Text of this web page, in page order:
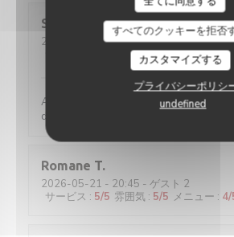
すべてのクッキーを拒否
カスタマイズする
プライバシーポリシ
undefined
Sylviane
R
2026-05-25 - 13:00 - ゲスト 2
雰囲気:5/5 メニュー:5/5
Accueil parfait. Accueil parfait. Plats
délicieux et raffinés.
Romane T
2026-05-21 - 20:45 - ゲスト 2
サービス : 5/5 雰囲気 : 5/5 メニュー : 4/